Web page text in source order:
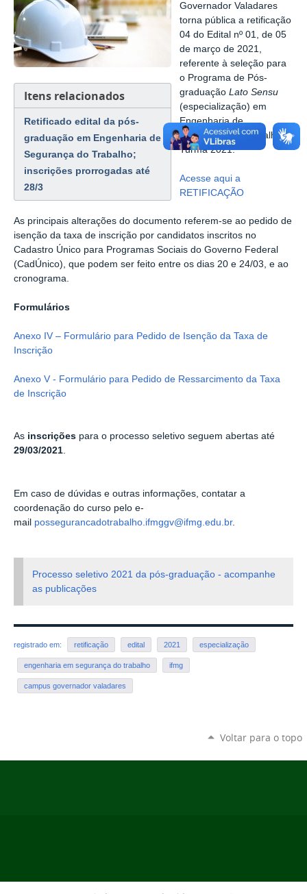
Itens relacionados
Retificado edital da pós-
graduação em Engenharia de
Segurança do Trabalho;
inscrições prorrogadas até
28/3
Governador Valadares
torna pública a retificação
04 do Edital nº 01, de 05
de março de 2021,
referente à seleção para
o Programa de Pós-
graduaçãoLato Sensu
(especialização) em
Engenharia de
Segurança do Trabalho –
Turma 2021.
Acesse aqui a
RETIFICAÇÃO
As principais alterações do documento referem-se ao pedido de
isenção da taxa de inscrição por candidatos inscritos no
Cadastro Único para Programas Sociais do Governo Federal
(CadÚnico), que podem ser feito entre os dias 20 e 24/03, e ao
cronograma.
Formulários
Anexo IV – Formulário para Pedido de Isenção da Taxa de
Inscrição
Anexo V - Formulário para Pedido de Ressarcimento da Taxa
de Inscrição
As inscrições para o processo seletivo seguem abertas até
29/03/2021.
Em caso de dúvidas e outras informações, contatar a
coordenação do curso pelo e-
mail possegurancadotrabalho.ifmggv@ifmg.edu.br.
Processo seletivo 2021 da pós-graduação - acompanhe
as publicações
registrado em: retificação edital 2021 especialização
engenharia em segurança do trabalho ifmg
campus governador valadares
Voltar para o topo